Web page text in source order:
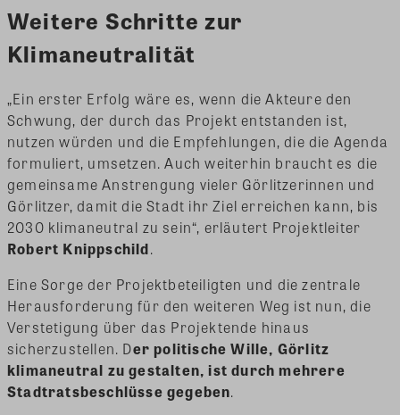
Weitere Schritte zur
Klimaneutralität
„Ein erster Erfolg wäre es, wenn die Akteure den
Schwung, der durch das Projekt entstanden ist,
nutzen würden und die Empfehlungen, die die Agenda
formuliert, umsetzen. Auch weiterhin braucht es die
gemeinsame Anstrengung vieler Görlitzerinnen und
Görlitzer, damit die Stadt ihr Ziel erreichen kann, bis
2030 klimaneutral zu sein“, erläutert Projektleiter
Robert Knippschild.
Eine Sorge der Projektbeteiligten und die zentrale
Herausforderung für den weiteren Weg ist nun, die
Verstetigung über das Projektende hinaus
sicherzustellen. Der politische Wille, Görlitz
klimaneutral zu gestalten, ist durch mehrere
Stadtratsbeschlüsse gegeben.